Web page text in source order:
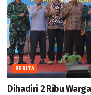
BERITA
Dihadiri 2 Ribu